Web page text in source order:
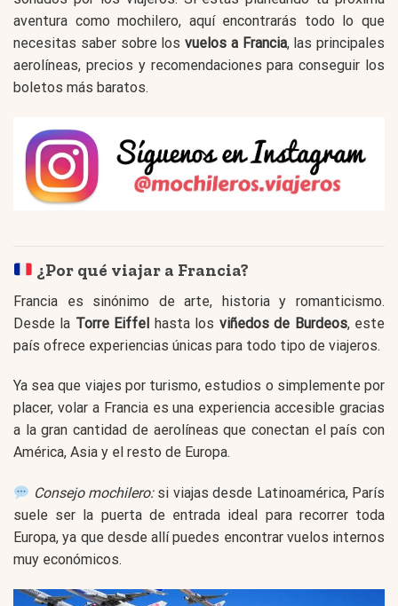
aventura como mochilero, aquí encontrarás todo lo que
necesitas saber sobre los vuelos a Francia, las principales
aerolíneas, precios y recomendaciones para conseguir los
boletos más baratos.
¿Por qué viajar a Francia?
Francia es sinónimo de arte, historia y romanticismo.
Desde la Torre Eiffel hasta los viñedos de Burdeos, este
país ofrece experiencias únicas para todo tipo de viajeros.
Ya sea que viajes por turismo, estudios o simplemente por
placer, volar a Francia es una experiencia accesible gracias
a la gran cantidad de aerolíneas que conectan el país con
América, Asia y el resto de Europa.
Consejo mochilero:si viajas desde Latinoamérica, París
suele ser la puerta de entrada ideal para recorrer toda
Europa, ya que desde allí puedes encontrar vuelos internos
muy económicos.